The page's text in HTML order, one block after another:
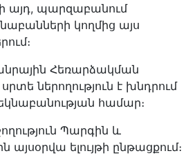
այդ, պարզաբանում
կողմից այս
Հեռարձակման
ներողություն է խնդրում
համար։
Պարգին և
ելույթի ընթացքում։